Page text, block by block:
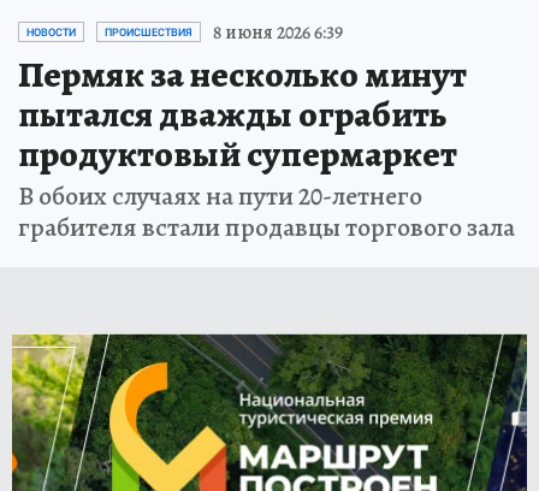
НОВОСТИ ПРОИСШЕСТВИЯ 8 июня 2026 6:39
Пермяк за несколько минут
пытался дважды ограбить
продуктовый супермаркет
В обоих случаях на пути 20-летнего
грабителя встали продавцы торгового зала